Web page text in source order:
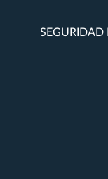
SEGURIDAD